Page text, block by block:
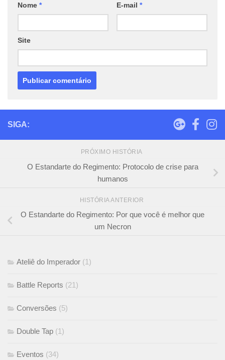
Nome * E-mail *
Site
SIGA:
PRÓXIMO HISTÓRIA
O Estandarte do Regimento: Protocolo de crise para
humanos
HISTÓRIA ANTERIOR
O Estandarte do Regimento: Por que você é melhor que
um Necron
Ateliê do Imperador (1)
Battle Reports (21)
Conversões (5)
Double Tap (1)
Eventos (34)